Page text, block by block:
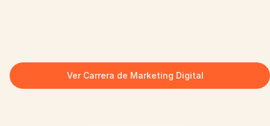
Ver Carrera de Marketing Digital